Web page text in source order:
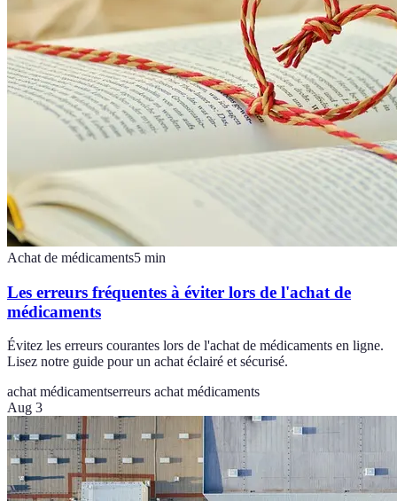
Achat de médicaments5 min
Les erreurs fréquentes à éviter lors de l'achat de
médicaments
Évitez les erreurs courantes lors de l'achat de médicaments en ligne.
Lisez notre guide pour un achat éclairé et sécurisé.
achat médicamentserreurs achat médicaments
Aug 3